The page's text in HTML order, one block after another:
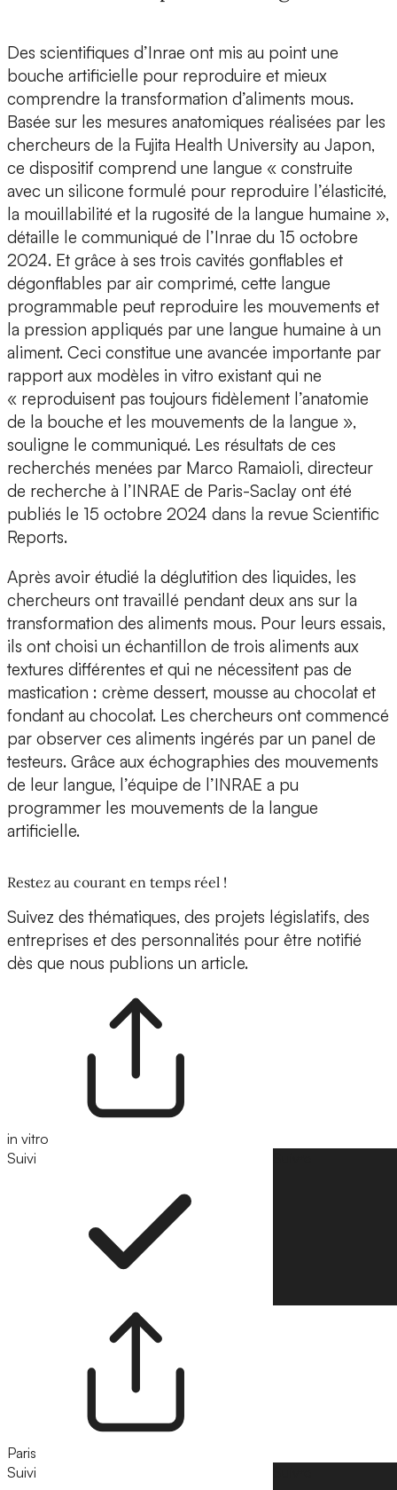
Des scientifiques d’Inrae ont mis au point une
bouche artificielle pour reproduire et mieux
comprendre la transformation d’aliments mous.
Basée sur les mesures anatomiques réalisées par les
chercheurs de la Fujita Health University au Japon,
ce dispositif comprend une langue « construite
avec un silicone formulé pour reproduire l’élasticité,
la mouillabilité et la rugosité de la langue humaine »,
détaille le communiqué de l’Inrae du 15 octobre
2024. Et grâce à ses trois cavités gonflables et
dégonflables par air comprimé, cette langue
programmable peut reproduire les mouvements et
la pression appliqués par une langue humaine à un
aliment. Ceci constitue une avancée importante par
rapport aux modèles in vitro existant qui ne
« reproduisent pas toujours fidèlement l’anatomie
de la bouche et les mouvements de la langue »,
souligne le communiqué. Les résultats de ces
recherchés menées par Marco Ramaioli, directeur
de recherche à l’INRAE de Paris-Saclay ont été
publiés le 15 octobre 2024 dans la revue Scientific
Reports.
Après avoir étudié la déglutition des liquides, les
chercheurs ont travaillé pendant deux ans sur la
transformation des aliments mous. Pour leurs essais,
ils ont choisi un échantillon de trois aliments aux
textures différentes et qui ne nécessitent pas de
mastication : crème dessert, mousse au chocolat et
fondant au chocolat. Les chercheurs ont commencé
par observer ces aliments ingérés par un panel de
testeurs. Grâce aux échographies des mouvements
de leur langue, l’équipe de l’INRAE a pu
programmer les mouvements de la langue
artificielle.
Restez au courant en temps réel !
Suivez des thématiques, des projets législatifs, des
entreprises et des personnalités pour être notifié
dès que nous publions un article.
in vitro
Suivi
Paris
Suivi